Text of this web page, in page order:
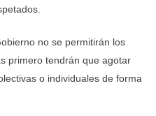
no se permitirán los
primero tendrán que agotar
o individuales de forma